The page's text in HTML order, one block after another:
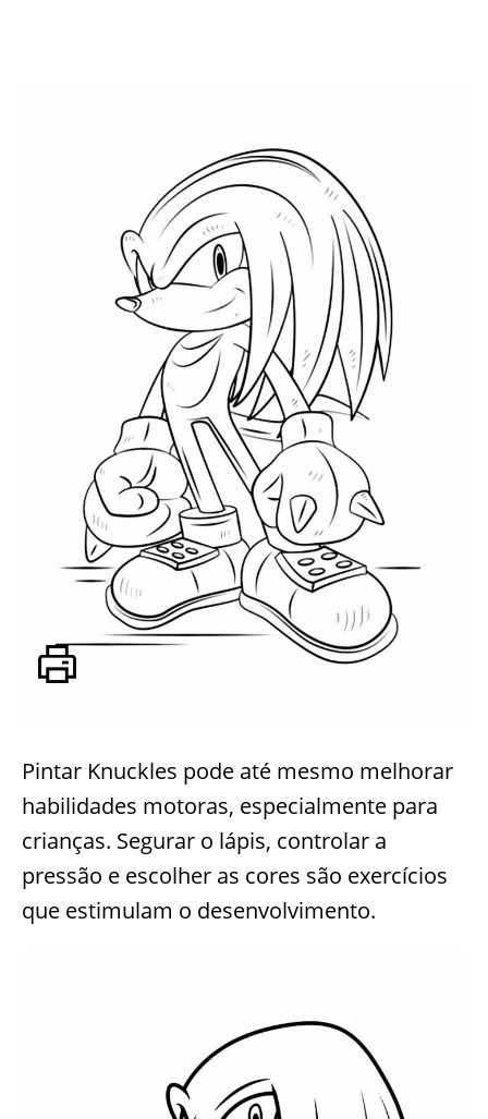
Pintar Knuckles pode até mesmo melhorar
habilidades motoras, especialmente para
crianças. Segurar o lápis, controlar a
pressão e escolher as cores são exercícios
que estimulam o desenvolvimento.